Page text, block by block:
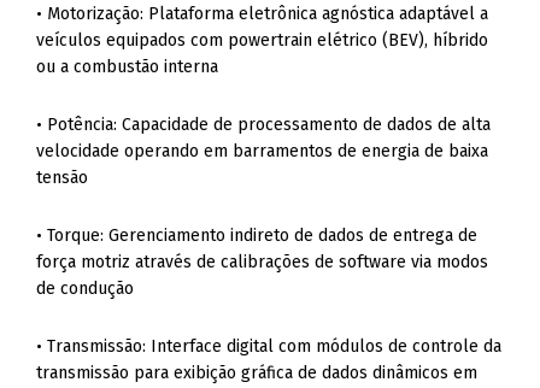
• Motorização: Plataforma eletrônica agnóstica adaptável a
veículos equipados com powertrain elétrico (BEV), híbrido
ou a combustão interna
• Potência: Capacidade de processamento de dados de alta
velocidade operando em barramentos de energia de baixa
tensão
• Torque: Gerenciamento indireto de dados de entrega de
força motriz através de calibrações de software via modos
de condução
• Transmissão: Interface digital com módulos de controle da
transmissão para exibição gráfica de dados dinâmicos em